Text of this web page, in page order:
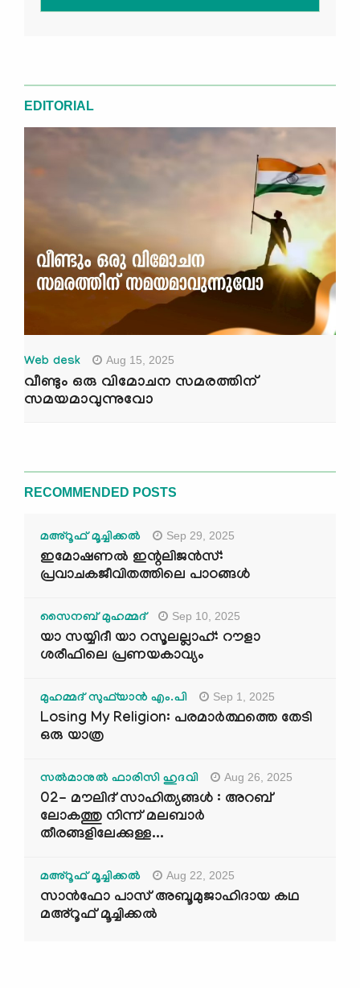
EDITORIAL
Web desk Aug 15, 2025
വീണ്ടും ഒരു വിമോചന സമരത്തിന്
സമയമാവുന്നുവോ
RECOMMENDED POSTS
മഅ്റൂഫ് മൂച്ചിക്കല്‍ Sep 29, 2025
ഇമോഷണൽ ഇന്റലിജൻസ്:
പ്രവാചകജീവിതത്തിലെ പാഠങ്ങൾ
സൈനബ് മുഹമ്മദ് Sep 10, 2025
യാ സയ്യിദീ യാ റസൂലല്ലാഹ്: റൗളാ
ശരീഫിലെ പ്രണയകാവ്യം
മുഹമ്മദ് സുഫ്‌യാൻ എം.പി Sep 1, 2025
Losing My Religion: പരമാർത്ഥത്തെ തേടി
ഒരു യാത്ര
സൽമാനുൽ ഫാരിസി ഹുദവി Aug 26, 2025
02- മൗലിദ് സാഹിത്യങ്ങൾ : അറബ്
ലോകത്തു നിന്ന് മലബാർ
തീരങ്ങളിലേക്കുള്ള...
മഅ്റൂഫ് മൂച്ചിക്കല്‍ Aug 22, 2025
സാൻഫോ പാസ് അബൂമുജാഹിദായ കഥ
മഅ്റൂഫ് മൂച്ചിക്കല്‍